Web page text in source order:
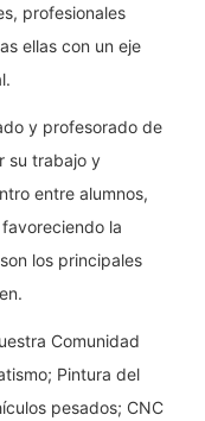
profesionales
ellas con un eje
y profesorado de
su trabajo y
entre alumnos,
la
los principales
Comunidad
Pintura del
pesados; CNC